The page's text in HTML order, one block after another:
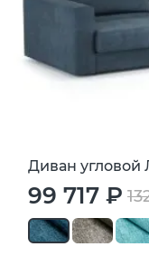
Диван угловой
99 717 ₽